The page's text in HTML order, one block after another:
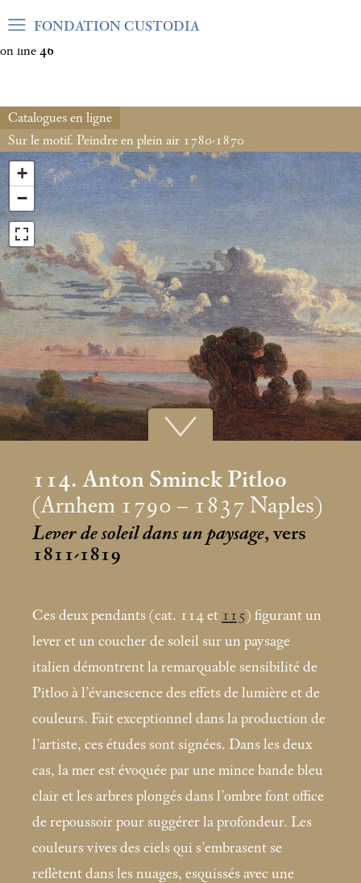
Warning: Undefined array key "var_mode" in
on line 46
FONDATION CUSTODIA
Catalogues en ligne
Sur le motif. Peindre en plein air 1780-1870
+
−
114. Anton Sminck Pitloo
(Arnhem 1790 – 1837 Naples)
Lever de soleil dans un paysage, vers
1811-1819
Ces deux pendants (cat. 114 et 115) figurant un
lever et un coucher de soleil sur un paysage
italien démontrent la remarquable sensibilité de
Pitloo à l’évanescence des effets de lumière et de
couleurs. Fait exceptionnel dans la production de
l’artiste, ces études sont signées. Dans les deux
cas, la mer est évoquée par une mince bande bleu
clair et les arbres plongés dans l’ombre font office
de repoussoir pour suggérer la profondeur. Les
couleurs vives des ciels qui s’embrasent se
reflètent dans les nuages, esquissés avec une